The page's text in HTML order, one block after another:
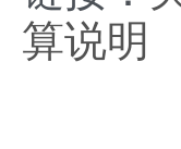
算说明